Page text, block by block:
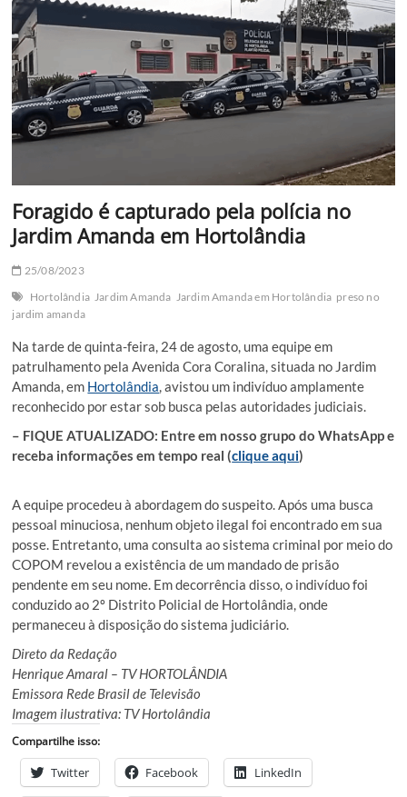
Foragido é capturado pela polícia no
Jardim Amanda em Hortolândia
25/08/2023
Hortolândia Jardim Amanda Jardim Amanda em Hortolândia preso no
jardim amanda
Na tarde de quinta-feira, 24 de agosto, uma equipe em
patrulhamento pela Avenida Cora Coralina, situada no Jardim
Amanda, em Hortolândia, avistou um indivíduo amplamente
reconhecido por estar sob busca pelas autoridades judiciais.
– FIQUE ATUALIZADO: Entre em nosso grupo do WhatsApp e
receba informações em tempo real (clique aqui)
A equipe procedeu à abordagem do suspeito. Após uma busca
pessoal minuciosa, nenhum objeto ilegal foi encontrado em sua
posse. Entretanto, uma consulta ao sistema criminal por meio do
COPOM revelou a existência de um mandado de prisão
pendente em seu nome. Em decorrência disso, o indivíduo foi
conduzido ao 2º Distrito Policial de Hortolândia, onde
permaneceu à disposição do sistema judiciário.
Direto da Redação
Henrique Amaral – TV HORTOLÂNDIA
Emissora Rede Brasil de Televisão
Imagem ilustrativa: TV Hortolândia
Compartilhe isso:
Twitter Facebook LinkedIn